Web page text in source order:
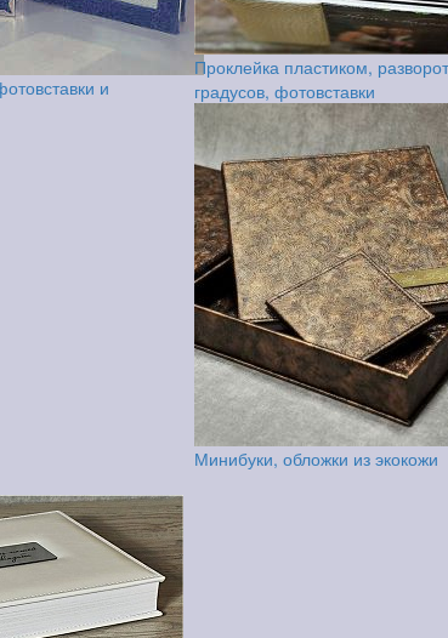
и
Проклейка пластиком,
градусов, фотовставки
Минибуки, обложки из экокожи